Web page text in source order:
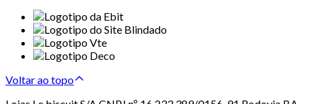
Voltar ao topo